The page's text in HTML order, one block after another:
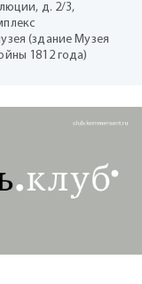
д. 2/3,
(здание Музея
1812 года)